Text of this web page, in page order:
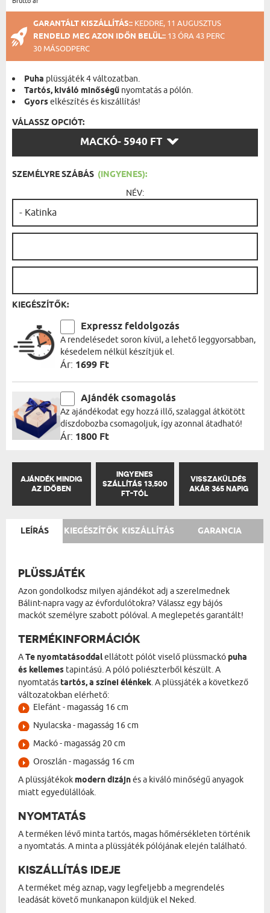
GARANTÁLT KISZÁLLÍTÁS:: KEDDRE, 11 AUGUSZTUS
RENDELD MEG AZON IDŐN BELÜL:: 13 ÓRA 43 PERC
30 MÁSODPERC
Puha plüssjáték 4 változatban.
Tartós, kiváló minőségű nyomtatás a pólón.
Gyorselkészítés és kiszállítás!
VÁLASSZ OPCIÓT:
MACKÓ- 5940 FT
SZEMÉLYRE SZÁBÁS (INGYENES):
NÉV:
KIEGÉSZÍTŐK:
Expressz feldolgozás
A rendelésedet soron kívül, a lehető leggyorsabban,
késedelem nélkül készítjük el.
Ár: 1699 Ft
Ajándék csomagolás
Az ajándékodat egy hozzá illő, szalaggal átkötött
díszdobozba csomagoljuk, így azonnal átadható!
Ár: 1800 Ft
AJÁNDÉK MINDIG
AZ IDŐBEN
INGYENES
SZÁLLÍTÁS 13,500
FT-TÓL
VISSZAKÜLDÉS
AKÁR 365 NAPIG
LEÍRÁS KIEGÉSZÍTŐK KISZÁLLÍTÁS GARANCIA
PLÜSSJÁTÉK
Azon gondolkodsz milyen ajándékot adj a szerelmednek
Bálint-napra vagy az évfordulótokra? Válassz egy bájós
mackót személyre szabott pólóval. A meglepetés garantált!
TERMÉKINFORMÁCIÓK
ATe nyomtatásoddalellátott pólót viselő plüssmackó puha
és kellemes tapintású. A póló poliészterből készült. A
nyomtatás tartós, a színei élénkek. A plüssjáték a következő
változatokban elérhető:
Elefánt - magasság 16 cm
Nyulacska - magasság 16 cm
Mackó - magasság 20 cm
Oroszlán - magasság 16 cm
A plüssjátékok modern dizájnés a kiváló minőségű anyagok
miatt egyedülállóak.
NYOMTATÁS
A terméken lévő minta tartós, magas hőmérsékleten történik
a nyomtatás. A minta a plüssjáték pólójának elején található.
KISZÁLLÍTÁS IDEJE
A terméket még aznap, vagy legfeljebb a megrendelés
leadását követő munkanapon küldjük el Neked.